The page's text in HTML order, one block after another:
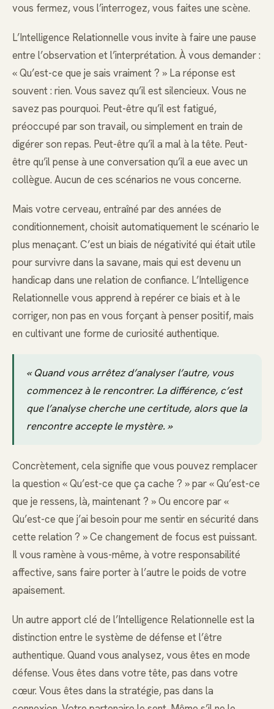
vous fermez, vous l’interrogez, vous faites une scène.
L’Intelligence Relationnelle vous invite à faire une pause
entre l’observation et l’interprétation. À vous demander :
« Qu’est-ce que je sais vraiment ? » La réponse est
souvent : rien. Vous savez qu’il est silencieux. Vous ne
savez pas pourquoi. Peut-être qu’il est fatigué,
préoccupé par son travail, ou simplement en train de
digérer son repas. Peut-être qu’il a mal à la tête. Peut-
être qu’il pense à une conversation qu’il a eue avec un
collègue. Aucun de ces scénarios ne vous concerne.
Mais votre cerveau, entraîné par des années de
conditionnement, choisit automatiquement le scénario le
plus menaçant. C’est un biais de négativité qui était utile
pour survivre dans la savane, mais qui est devenu un
handicap dans une relation de confiance. L’Intelligence
Relationnelle vous apprend à repérer ce biais et à le
corriger, non pas en vous forçant à penser positif, mais
en cultivant une forme de curiosité authentique.
« Quand vous arrêtez d’analyser l’autre, vous
commencez à le rencontrer. La différence, c’est
que l’analyse cherche une certitude, alors que la
rencontre accepte le mystère. »
Concrètement, cela signifie que vous pouvez remplacer
la question « Qu’est-ce que ça cache ? » par « Qu’est-ce
que je ressens, là, maintenant ? » Ou encore par «
Qu’est-ce que j’ai besoin pour me sentir en sécurité dans
cette relation ? » Ce changement de focus est puissant.
Il vous ramène à vous-même, à votre responsabilité
affective, sans faire porter à l’autre le poids de votre
apaisement.
Un autre apport clé de l’Intelligence Relationnelle est la
distinction entre le système de défense et l’être
authentique. Quand vous analysez, vous êtes en mode
défense. Vous êtes dans votre tête, pas dans votre
cœur. Vous êtes dans la stratégie, pas dans la